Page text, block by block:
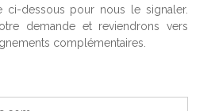
ci-dessous pour nous le signaler.
demande et reviendrons vers
complémentaires.